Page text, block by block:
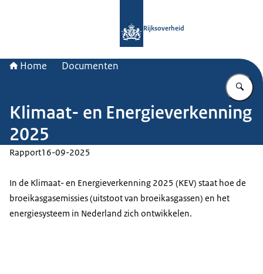
Rijksoverheid
Home Documenten
Klimaat- en Energieverkenning
2025
Rapport16-09-2025
In de Klimaat- en Energieverkenning 2025 (KEV) staat hoe de
broeikasgasemissies (uitstoot van broeikasgassen) en het
energiesysteem in Nederland zich ontwikkelen.